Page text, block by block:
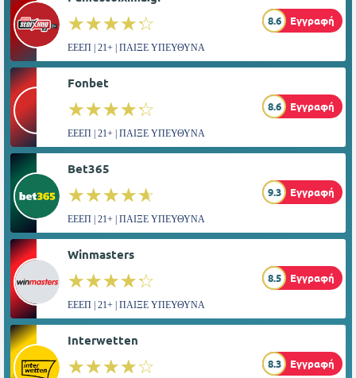
☆☆☆☆☆
★★★★★ 8.6 Εγγραφή
ΕΕΕΠ | 21+ | ΠΑΙΞΕ ΥΠΕΥΘΥΝΑ
Fonbet
☆☆☆☆☆
★★★★★ 8.6 Εγγραφή
ΕΕΕΠ | 21+ | ΠΑΙΞΕ ΥΠΕΥΘΥΝΑ
Bet365
☆☆☆☆☆
★★★★★ 9.3 Εγγραφή
ΕΕΕΠ | 21+ | ΠΑΙΞΕ ΥΠΕΥΘΥΝΑ
Winmasters
☆☆☆☆☆
★★★★★ 8.5 Εγγραφή
ΕΕΕΠ | 21+ | ΠΑΙΞΕ ΥΠΕΥΘΥΝΑ
Interwetten
☆☆☆☆☆
★★★★★ 8.3 Εγγραφή